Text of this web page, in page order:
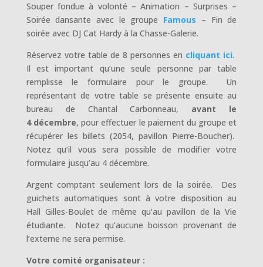
Souper fondue à volonté – Animation – Surprises –
Soirée dansante avec le groupe Famous – Fin de
soirée avec DJ Cat Hardy à la Chasse-Galerie.
Réservez votre table de 8 personnes en cliquant ici.
Il est important qu’une seule personne par table
remplisse le formulaire pour le groupe. Un
représentant de votre table se présente ensuite au
bureau de Chantal Carbonneau, avant le
4 décembre, pour effectuer le paiement du groupe et
récupérer les billets (2054, pavillon Pierre-Boucher).
Notez qu’il vous sera possible de modifier votre
formulaire jusqu’au 4 décembre.
Argent comptant seulement lors de la soirée. Des
guichets automatiques sont à votre disposition au
Hall Gilles-Boulet de même qu’au pavillon de la Vie
étudiante. Notez qu’aucune boisson provenant de
l’externe ne sera permise.
Votre comité organisateur :